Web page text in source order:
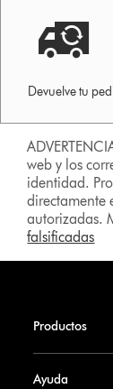
Devuelve tu
web y los
identidad.
directamente
autorizadas.
falsificadas
Productos
Ayuda